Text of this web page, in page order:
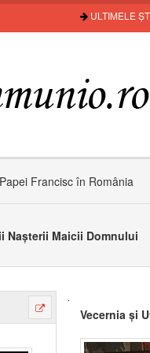
ULTIMELE
Francisc în România
Nașterii Maicii Domnului
Vecernia și